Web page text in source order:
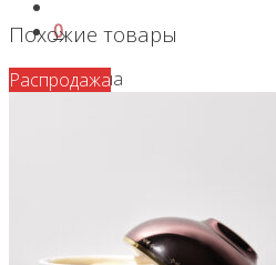
0
Корзина
Похожие товары
Распродажа